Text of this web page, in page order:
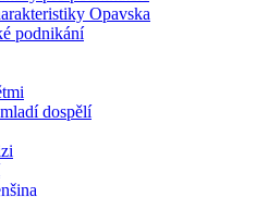
Opavska
podnikání
dospělí